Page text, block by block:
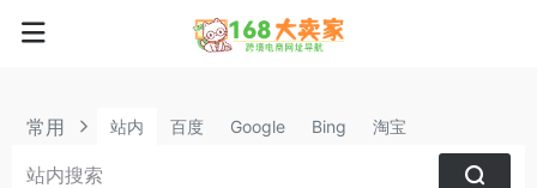
常用 站内 百度 Google Bing 淘宝